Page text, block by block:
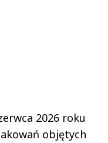
2026 roku
objętych